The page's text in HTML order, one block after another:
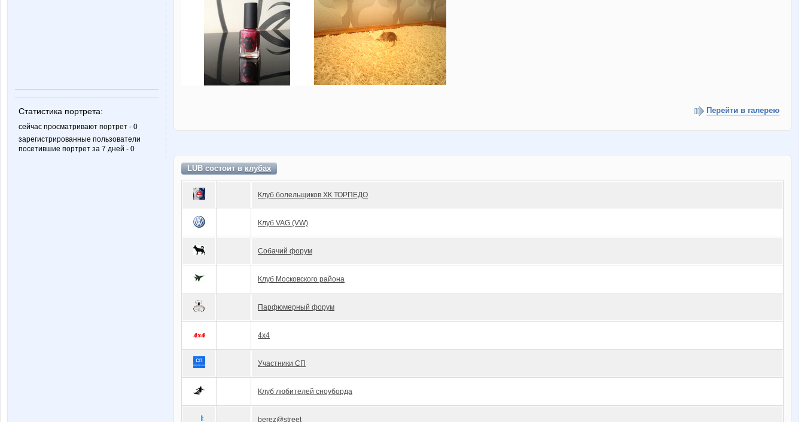
Статистика портрета:
сейчас просматривают портрет - 0
зарегистрированные пользователи
посетившие портрет за 7 дней - 0
Перейти в галерею
LUB состоит вклубах
Клуб болельщиков ХК ТОРПЕДО
Клуб VAG (VW)
Собачий форум
Клуб Московского района
Парфюмерный форум
4x4
Участники СП
Клуб любителей сноуборда
berez@street